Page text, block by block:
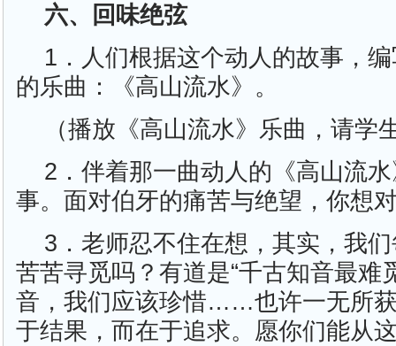
六、回味绝弦
1．人们根据这个动人的故事，
的乐曲：《高山流水》。
（播放《高山流水》乐曲，请学
2．伴着那一曲动人的《高山流
事。面对伯牙的痛苦与绝望，你想
3．老师忍不住在想，其实，我
苦苦寻觅吗？有道是“千古知音最难
音，我们应该珍惜……也许一无所
于结果，而在于追求。愿你们能从